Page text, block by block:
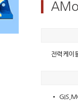
전력케이
•